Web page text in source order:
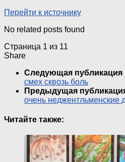
Перейти к источнику
No related posts found
Страница 1 из 11
Share
Следующая публикация
смех сквозь боль
Предыдущая
очень неджентльменские
Читайте также: